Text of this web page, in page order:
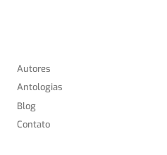
Autores
Antologias
Blog
Contato